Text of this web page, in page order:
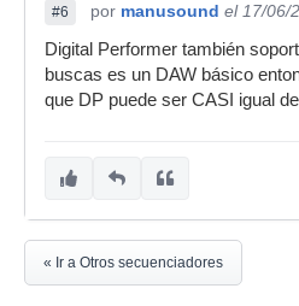
#6 por manusound el 17/06/
Digital Performer también
buscas es un DAW básico
que DP puede ser CASI igual
« Ir a Otros secuenciadores